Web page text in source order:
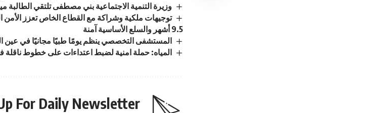
وزيرة التنمية الاجتماعية بني مصطفى تلتقي الطالبة
توجيهات ملكية وشراكة مع القطاع الخاص تعزز
9.5 أشهر والسلع الأساسية آمنة
المستشفى التخصصي ينظم يومًا طبيًا مجانيًا في عين
المياه: حملة امنية لضبط اعتداءات على خطوط ناقلة
For Daily Newsletter